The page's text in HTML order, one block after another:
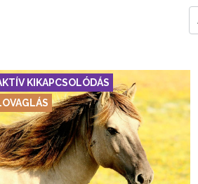
KIKAPCSOLÓDÁS